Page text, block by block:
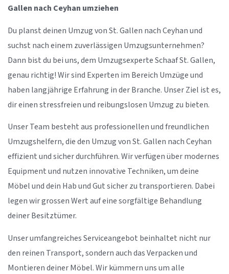
Gallen nach Ceyhan umziehen
Du planst deinen Umzug von St. Gallen nach Ceyhan und
suchst nach einem zuverlässigen Umzugsunternehmen?
Dann bist du bei uns, dem Umzugsexperte Schaaf St. Gallen,
genau richtig! Wir sind Experten im Bereich Umzüge und
haben langjährige Erfahrung in der Branche. Unser Ziel ist es,
dir einen stressfreien und reibungslosen Umzug zu bieten.
Unser Team besteht aus professionellen und freundlichen
Umzugshelfern, die den Umzug von St. Gallen nach Ceyhan
effizient und sicher durchführen. Wir verfügen über modernes
Equipment und nutzen innovative Techniken, um deine
Möbel und dein Hab und Gut sicher zu transportieren. Dabei
legen wir grossen Wert auf eine sorgfältige Behandlung
deiner Besitztümer.
Unser umfangreiches Serviceangebot beinhaltet nicht nur
den reinen Transport, sondern auch das Verpacken und
Montieren deiner Möbel. Wir kümmern uns um alle